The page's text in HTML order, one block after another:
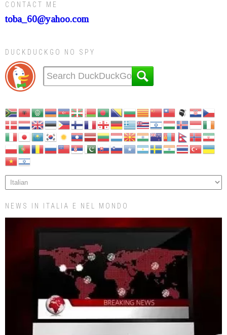
CONTACT ME
toba_60@yahoo.com
DUCKDUCKGO NO SPY
NEWS IN ITALIA E NEL MONDO